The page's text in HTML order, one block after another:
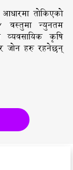
आधारमा तोकिएको
वस्तुमा न्युनतम
कृषि
जोन हरु रहनेछन्